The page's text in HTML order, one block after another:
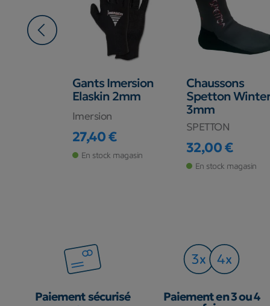
Gants Imersion
Elaskin 2mm
Imersion
Prix
27,40 €
En stock magasin
Chaussons
Spetton Winter
3mm
SPETTON
Prix
32,00 €
En stock magasin
Paiement sécurisé Paiement en 3 ou 4